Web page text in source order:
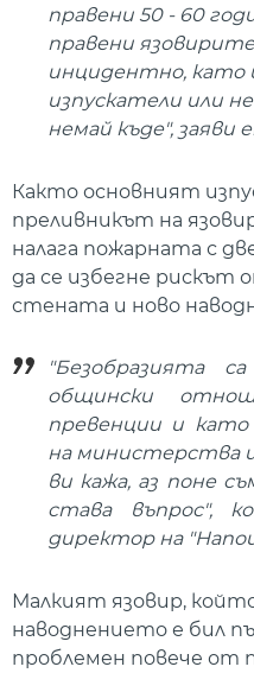
правени 50 - 60
правени
инцидентно, като
изпускатели или
немай къде", заяви
Както основният
преливникът на
налага пожарната с
да се избегне рискът
стената и ново
"Безобразията
общински
превенции и
на министерства
ви кажа, аз поне
става въпрос",
директор на
Малкият язовир,
наводнението е бил
проблемен повече от